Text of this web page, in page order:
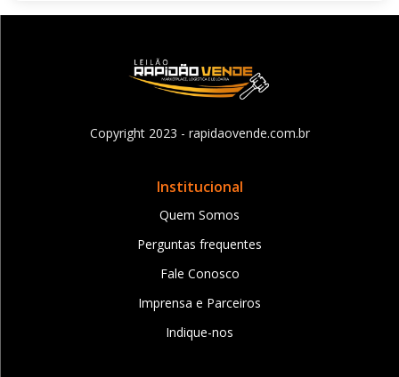
Copyright 2023 - rapidaovende.com.br
Institucional
Quem Somos
Perguntas frequentes
Fale Conosco
Imprensa e Parceiros
Indique-nos